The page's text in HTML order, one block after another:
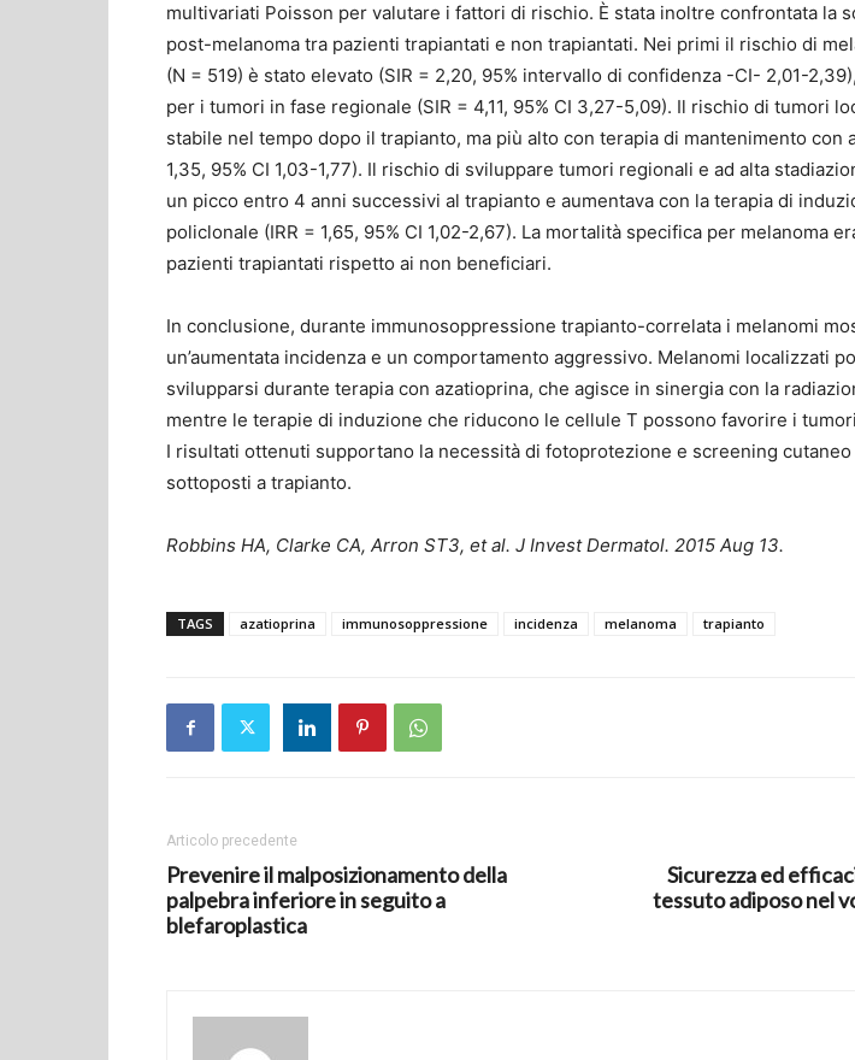
multivariati Poisson per valutare i fattori di rischio. È stata inoltre confrontata la
post-melanoma tra pazienti trapiantati e non trapiantati. Nei primi il rischio di
(N = 519) è stato elevato (SIR = 2,20, 95% intervallo di confidenza -CI- 2,01-
per i tumori in fase regionale (SIR = 4,11, 95% CI 3,27-5,09). Il rischio di tumori
stabile nel tempo dopo il trapianto, ma più alto con terapia di mantenimento con
1,35, 95% CI 1,03-1,77). Il rischio di sviluppare tumori regionali e ad alta
un picco entro 4 anni successivi al trapianto e aumentava con la terapia di
policlonale (IRR = 1,65, 95% CI 1,02-2,67). La mortalità specifica per melanoma
pazienti trapiantati rispetto ai non beneficiari.
In conclusione, durante immunosoppressione trapianto-correlata i melanomi
un’aumentata incidenza e un comportamento aggressivo. Melanomi localizzati
svilupparsi durante terapia con azatioprina, che agisce in sinergia con la
mentre le terapie di induzione che riducono le cellule T possono favorire i
I risultati ottenuti supportano la necessità di fotoprotezione e screening
sottoposti a trapianto.
Robbins HA, Clarke CA, Arron ST3, et al. J Invest Dermatol. 2015 Aug 13.
TAGS azatioprina immunosoppressione incidenza melanoma trapianto
Articolo precedente
Prevenire il malposizionamento della
palpebra inferiore in seguito a
blefaroplastica
Sicurezza ed
tessuto adiposo nel